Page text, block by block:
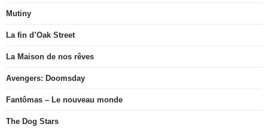
Mutiny
La fin d’Oak Street
La Maison de nos rêves
Avengers: Doomsday
Fantômas – Le nouveau monde
The Dog Stars